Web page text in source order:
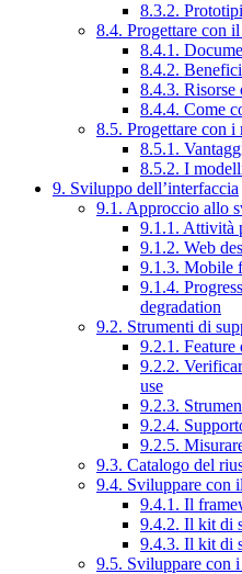
8.3.2.
8.4. Progettare con
8.4.1.
8.4.2.
8.4.3. Risorse
8.4.4. Come
8.5. Progettare con
8.5.1.
8.5.2. I
9. Sviluppo dell’interfaccia
9.1. Approccio allo
9.1.1. Attività
9.1.2. Web
9.1.3. Mobile
9.1.4.
degradation
9.2. Strumenti di
9.2.1. Feature
9.2.2.
use
9.2.3.
9.2.4.
9.2.5.
9.3. Catalogo del
9.4. Sviluppare con
9.4.1. Il
9.4.2. Il kit di
9.4.3. Il kit di
9.5. Sviluppare con